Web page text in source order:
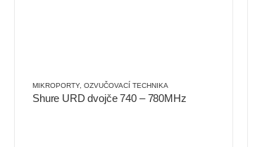
MIKROPORTY, OZVUČOVACÍ TECHNIKA
Shure URD dvojče 740 – 780MHz